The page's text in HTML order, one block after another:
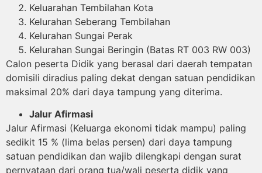
Keluarahan Tembilahan Kota
Kelurahan Seberang Tembilahan
Kelurahan Sungai Perak
Kelurahan Sungai Beringin (Batas RT 003 RW 003)
Calon peserta Didik yang berasal dari daerah tempatan
domisili diradius paling dekat dengan satuan pendidikan
maksimal 20% dari daya tampung yang diterima.
Jalur Afirmasi
Jalur Afirmasi (Keluarga ekonomi tidak mampu) paling
sedikit 15 % (lima belas persen) dari daya tampung
satuan pendidikan dan wajib dilengkapi dengan surat
pernyataan dari orang tua/wali peserta didik yang